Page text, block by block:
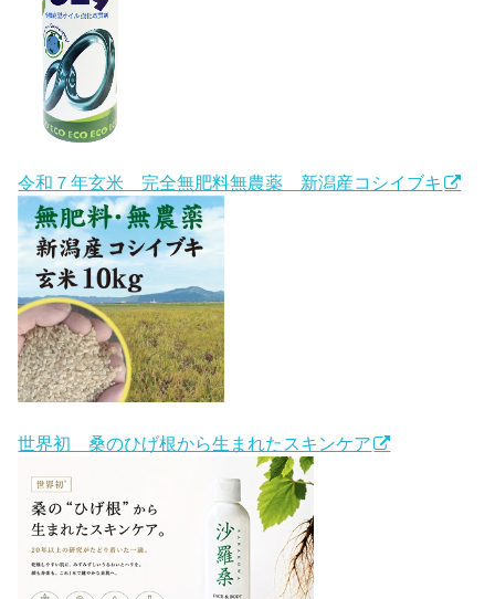
令和７年玄米 完全無肥料無農薬 新潟産コシイブキ
世界初 桑のひげ根から生まれたスキンケア